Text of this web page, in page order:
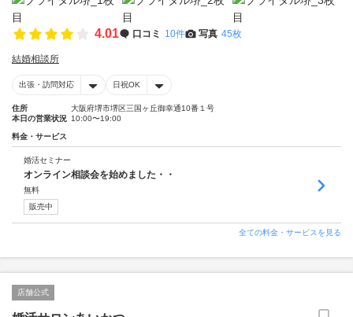
4.01 口コミ 10件 写真 45枚
結婚相談所
出張・訪問対応 日祝OK
住所
大阪府堺市堺区三国ヶ丘御幸通10番１号
本日の営業状況 10:00〜19:00
料金・サービス
婚活セミナー
オンライン相談会を始めました・・
無料
販売中
全ての料金・サービスを見る
店舗公式